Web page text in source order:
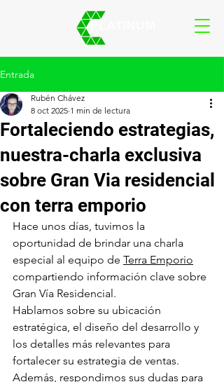
Entrada
Fortaleciendo estrategias,
nuestra-charla exclusiva
sobre Gran Via residencial
con terra emporio
Rubén Chávez
8 oct 2025 1 min de lectura
Hace unos días, tuvimos la
oportunidad de brindar una charla
especial al equipo de Terra Emporio
compartiendo información clave sobre
Gran Vía Residencial.
Hablamos sobre su ubicación
estratégica, el diseño del desarrollo y
los detalles más relevantes para
fortalecer su estrategia de ventas.
Además, respondimos sus dudas para